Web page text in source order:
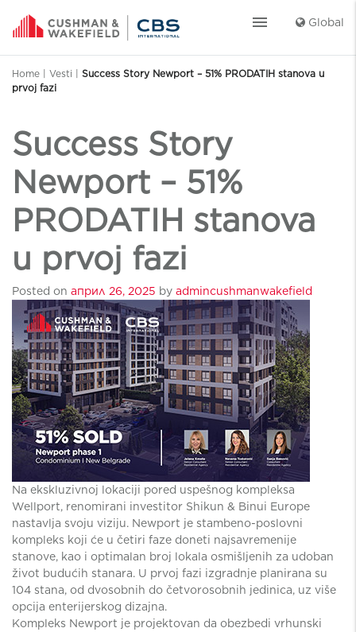
menu Global
Home Vesti
Success Story Newport – 51% PRODATIH stanova u
prvoj fazi
Success Story
Newport – 51%
PRODATIH stanova
u prvoj fazi
Posted on април 26, 2025 by admincushmanwakefield
Na ekskluzivnoj lokaciji pored uspešnog kompleksa
Wellport, renomirani investitor Shikun & Binui Europe
nastavlja svoju viziju. Newport je stambeno-poslovni
kompleks koji će u četiri faze doneti najsavremenije
stanove, kao i optimalan broj lokala osmišljenih za udoban
život budućih stanara. U prvoj fazi izgradnje planirana su
104 stana, od dvosobnih do četvorosobnih jedinica, uz više
opcija enterijerskog dizajna.
Kompleks Newport je projektovan da obezbedi vrhunski